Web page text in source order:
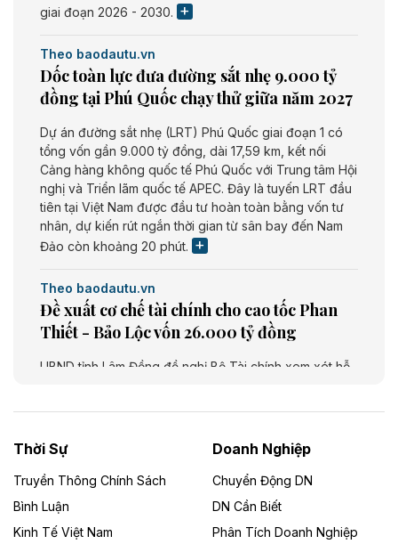
giai đoạn 2026 - 2030.
Theo baodautu.vn
Dốc toàn lực đưa đường sắt nhẹ 9.000 tỷ
đồng tại Phú Quốc chạy thử giữa năm 2027
Dự án đường sắt nhẹ (LRT) Phú Quốc giai đoạn 1 có
tổng vốn gần 9.000 tỷ đồng, dài 17,59 km, kết nối
Cảng hàng không quốc tế Phú Quốc với Trung tâm Hội
nghị và Triển lãm quốc tế APEC. Đây là tuyến LRT đầu
tiên tại Việt Nam được đầu tư hoàn toàn bằng vốn tư
nhân, dự kiến rút ngắn thời gian từ sân bay đến Nam
Đảo còn khoảng 20 phút.
Theo baodautu.vn
Đề xuất cơ chế tài chính cho cao tốc Phan
Thiết - Bảo Lộc vốn 26.000 tỷ đồng
UBND tỉnh Lâm Đồng đề nghị Bộ Tài chính xem xét hỗ
- Bu Prăng. Dự án dài khoảng 73,49 km, tổng mức đầu
tư dự kiến 26.000 tỷ đồng.
Theo baodautu.vn
Cà Mau chấp thuận chủ trương đầu tư Dự
Thời Sự
Truyền Thông Chính Sách
Bình Luận
Kinh Tế Việt Nam
Doanh Nghiệp
Chuyển Động DN
DN Cần Biết
Phân Tích Doanh Nghiệp